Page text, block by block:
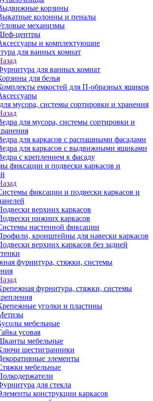
корзины
колонны и пеналы
механизмы
центры
и комплектующие
для ванных комнат
для ванных комнат
для белья
емкостей для П-образных ящиков
мусора, системы сортировки и хранения
для мусора, системы сортировки и
для каркасов с распашными фасадами
для каркасов с выдвижными ящиками
с креплением к фасаду
фиксации и подвески каркасов и
фиксации и подвески каркасов и
верхних каркасов
нижних каркасов
настенной фиксации
кронштейны для навески каркасов
верхних каркасов без задней
фурнитура, стяжки, системы
фурнитура, стяжки, системы
уголки и пластины
мебельные
усовая
мебельные
шестигранники
элементы
мебельные
для стекла
конструкции каркасов